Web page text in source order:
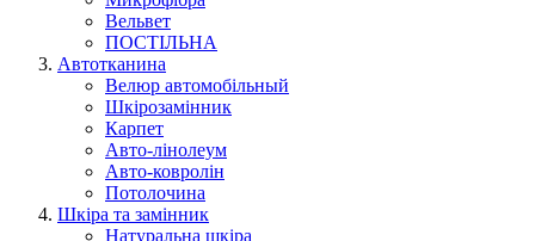
Вельвет
ПОСТІЛЬНА
Автотканина
Велюр автомобільный
Шкірозамінник
Карпет
Авто-лінолеум
Авто-ковролін
Потолочина
Шкіра та замінник
Натуральна шкіра